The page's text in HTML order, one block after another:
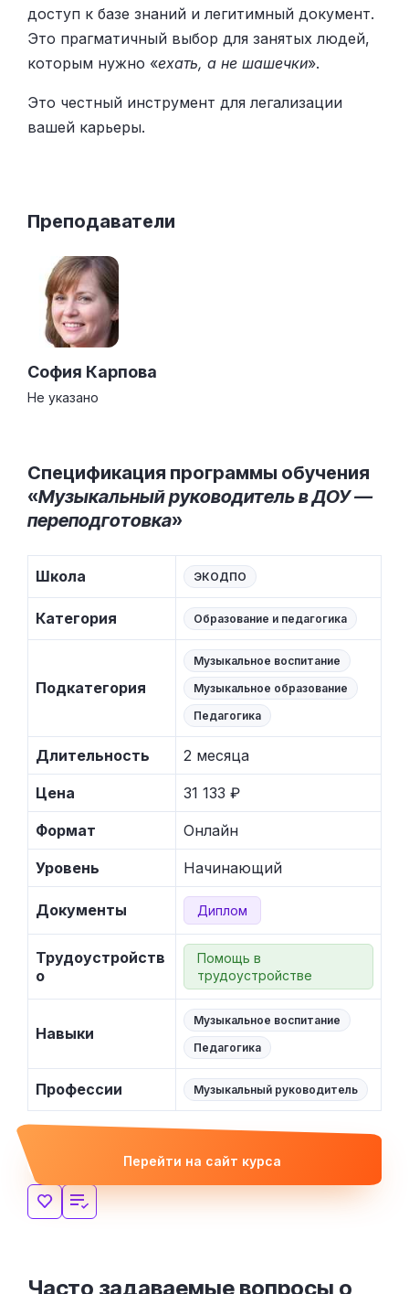
доступ к базе знаний и легитимный документ.
Это прагматичный выбор для занятых людей,
которым нужно «ехать, а не шашечки».
Это честный инструмент для легализации
вашей карьеры.
Преподаватели
София Карпова
Не указано
Спецификация программы обучения
«Музыкальный руководитель в ДОУ —
переподготовка»
Школа ЭКОДПО
Категория Образование и педагогика
Подкатегория
Музыкальное воспитание
Музыкальное образование
Педагогика
Длительность 2 месяца
Цена 31 133 ₽
Формат Онлайн
Уровень Начинающий
Документы Диплом
Трудоустройств
о
Помощь в
трудоустройстве
Навыки
Музыкальное воспитание
Педагогика
Профессии Музыкальный руководитель
Перейти на сайт курса
Часто задаваемые вопросы о